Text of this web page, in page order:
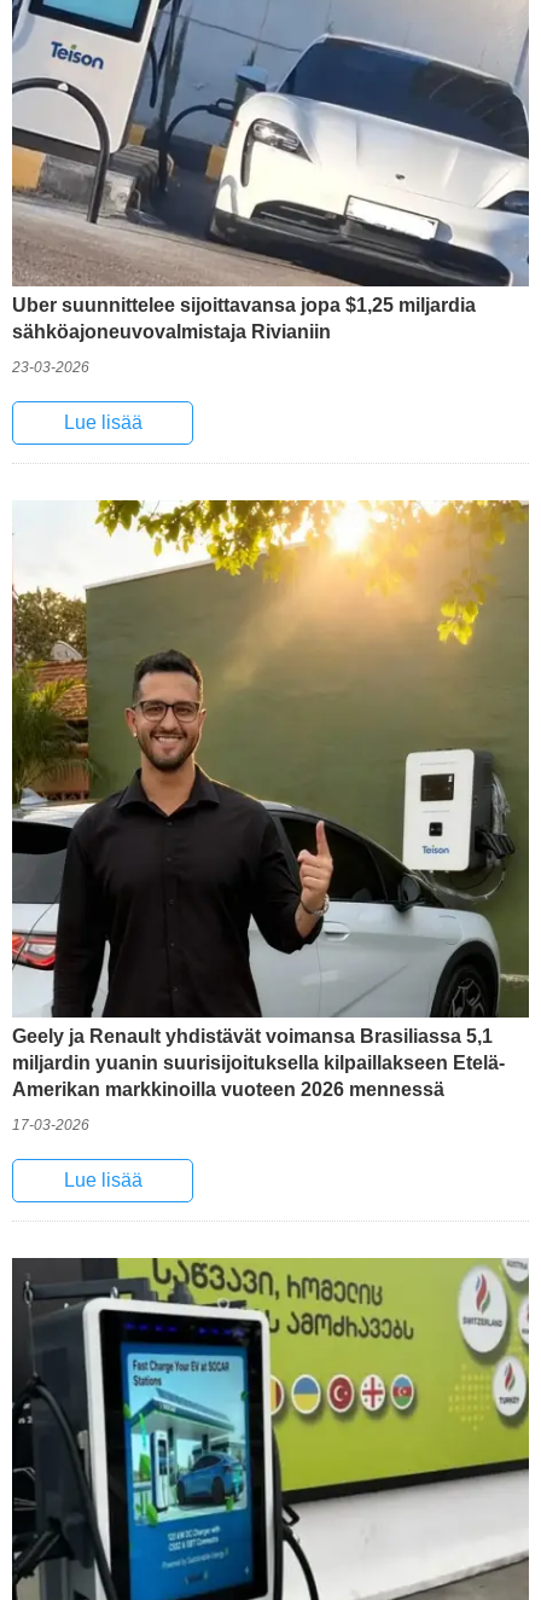
Uber suunnittelee sijoittavansa jopa $1,25 miljardia
sähköajoneuvovalmistaja Rivianiin
23-03-2026
Lue lisää
Geely ja Renault yhdistävät voimansa Brasiliassa 5,1
miljardin yuanin suurisijoituksella kilpaillakseen Etelä-
Amerikan markkinoilla vuoteen 2026 mennessä
17-03-2026
Lue lisää